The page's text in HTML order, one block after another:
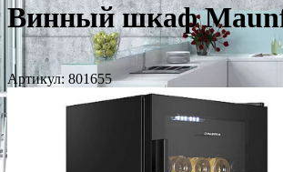
Винный шкаф
Артикул: 801655